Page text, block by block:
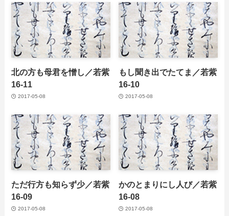
北の方も母君を憎し／若紫
16-11
2017-05-08
もし聞き出でたてま／若紫
16-10
2017-05-08
ただ行方も知らず少／若紫
16-09
2017-05-08
かのとまりにし人び／若紫
16-08
2017-05-08